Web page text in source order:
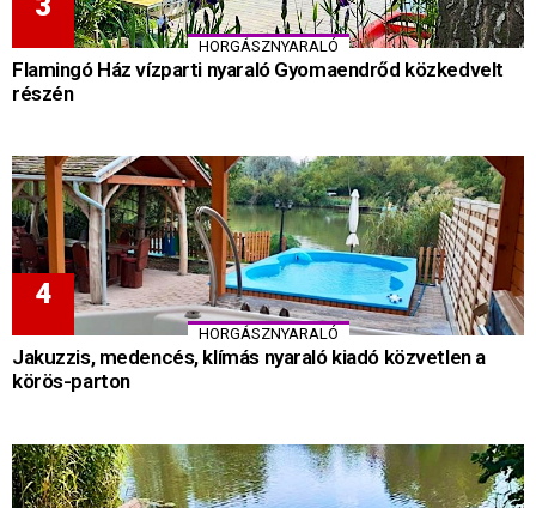
HORGÁSZNYARALÓ
Flamingó Ház vízparti nyaraló Gyomaendrőd közkedvelt
részén
HORGÁSZNYARALÓ
Jakuzzis, medencés, klímás nyaraló kiadó közvetlen a
körös-parton